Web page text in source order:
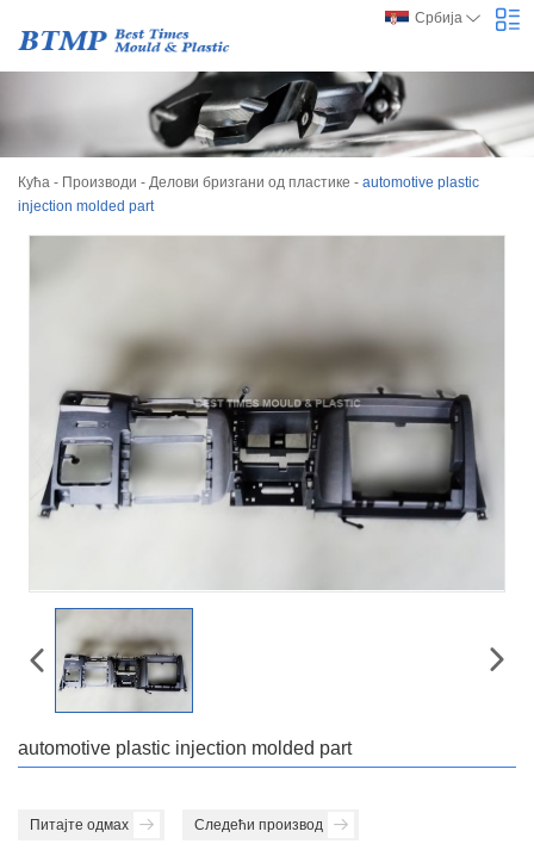
Србија
Кућа - Производи - Делови бризгани од пластике - automotive plastic
injection molded part
automotive plastic injection molded part
Питајте одмах Следећи производ